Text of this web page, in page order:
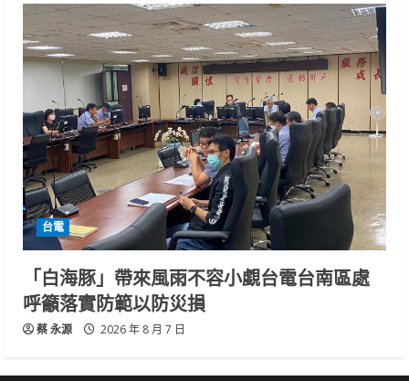
台電
「白海豚」帶來風雨不容小覷台電台南區處
呼籲落實防範以防災損
蔡 永源 2026 年 8 月 7 日